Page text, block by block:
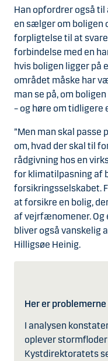
Han opfordrer også
en sælger om boligen
forpligtelse til at
forbindelse med en
hvis boligen ligger på
området måske har
man se på, om
– og høre om
”Men man skal passe
om, hvad der skal til
rådgivning hos en
for klimatilpasning af
forsikringsselskabet.
at forsikre en bolig,
af vejrfænomener. Og
bliver også vanskelig
Hilligsøe Heinig.
Her er
I analysen
oplever
Kystdirektoratets